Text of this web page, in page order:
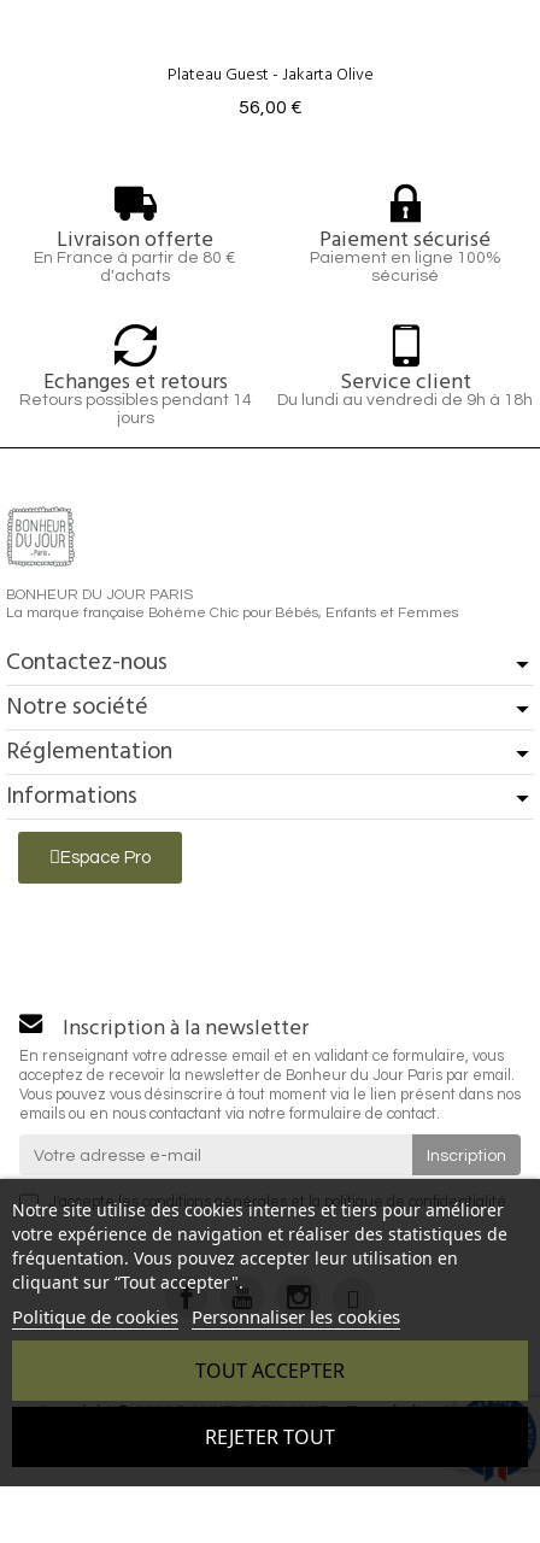
Plateau Guest - Jakarta Olive
56,00 €
Livraison offerte
En France à partir de 80 €
d'achats
Paiement sécurisé
Paiement en ligne 100%
sécurisé
Echanges et retours
Retours possibles pendant 14
jours
Service client
Du lundi au vendredi de 9h à 18h
BONHEUR DU JOUR PARIS
La marque française Bohème Chic pour Bébés, Enfants et Femmes
Contactez-nous
Notre société
Réglementation
Informations
Espace Pro
Notre site utilise des cookies internes et tiers pour améliorer
votre expérience de navigation et réaliser des statistiques de
fréquentation. Vous pouvez accepter leur utilisation en
cliquant sur “Tout accepter".
Politique de cookies Personnaliser les cookies
REJETER TOUT
TOUT ACCEPTER
Inscription à la newsletter
En renseignant votre adresse email et en validant ce formulaire, vous
acceptez de recevoir la newsletter de Bonheur du Jour Paris par email.
Vous pouvez vous désinscrire à tout moment via le lien présent dans nos
emails ou en nous contactant via notre formulaire de contact.
J'accepte les conditions générales et la politique de confidentialité.
- Reproduction interdite sans autorisation - Site réalisé par :